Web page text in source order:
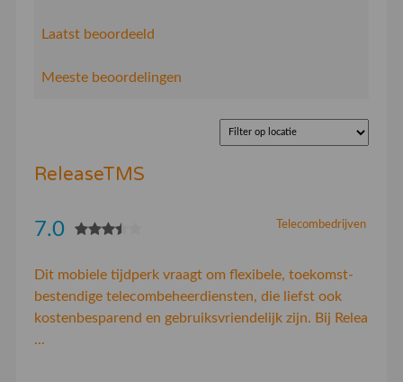
Inloggen
Laatst beoordeeld
Meeste beoordelingen
ReleaseTMS
Telecombedrijven
7.0
Dit mobiele tijdperk vraagt om flexibele, toekomst­
bestendige telecombeheerdiensten, die liefst ook
kosten­besparend en gebruiks­vriendelijk zijn. Bij Relea
...